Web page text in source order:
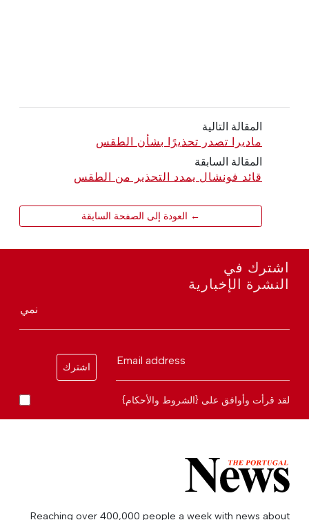
المقالة التالية
ماديرا تصدر تحذيرًا بشأن الطقس
المقالة السابقة
قائد فونشال يمدد التحذير من الطقس
← العودة إلى الصفحة السابقة
اشترك في
النشرة الإخبارية
نمي
Email address
اشترك
لقد قرأت وأوافق على {الشروط والأحكام}
Reaching over 400,000 people a week with news about